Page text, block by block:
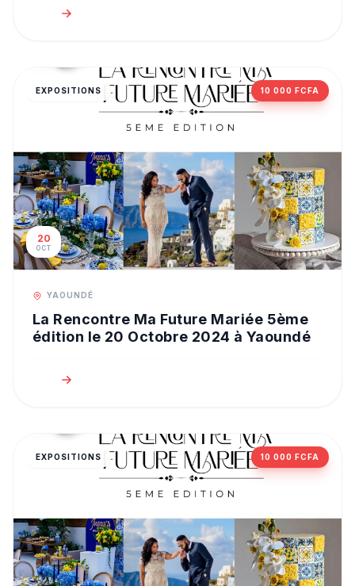
EXPOSITIONS 10 000 FCFA
20
OCT
YAOUNDÉ
La Rencontre Ma Future Mariée 5ème
édition le 20 Octobre 2024 à Yaoundé
EXPOSITIONS 10 000 FCFA